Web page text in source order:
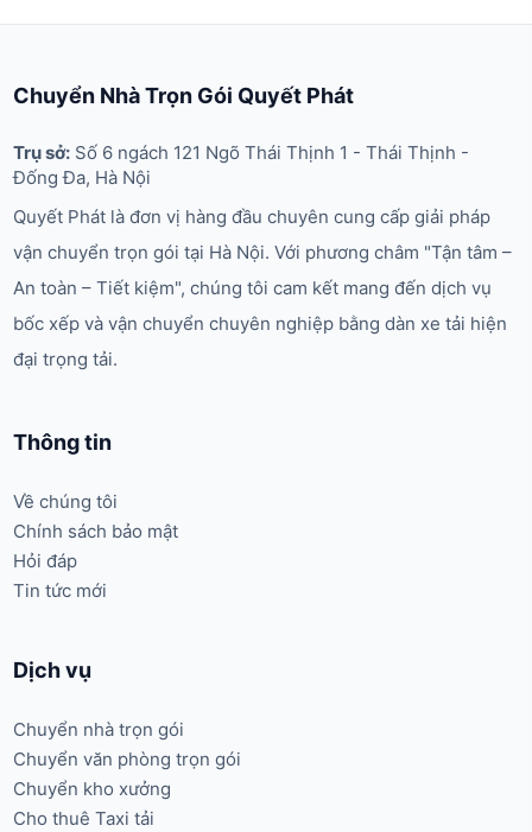
Chuyển Nhà Trọn Gói Quyết Phát
Trụ sở: Số 6 ngách 121 Ngõ Thái Thịnh 1 - Thái Thịnh -
Đống Đa, Hà Nội
Quyết Phát là đơn vị hàng đầu chuyên cung cấp giải pháp
vận chuyển trọn gói tại Hà Nội. Với phương châm "Tận tâm –
An toàn – Tiết kiệm", chúng tôi cam kết mang đến dịch vụ
bốc xếp và vận chuyển chuyên nghiệp bằng dàn xe tải hiện
đại trọng tải.
Thông tin
Về chúng tôi
Chính sách bảo mật
Hỏi đáp
Tin tức mới
Dịch vụ
Chuyển nhà trọn gói
Chuyển văn phòng trọn gói
Chuyển kho xưởng
Cho thuê Taxi tải